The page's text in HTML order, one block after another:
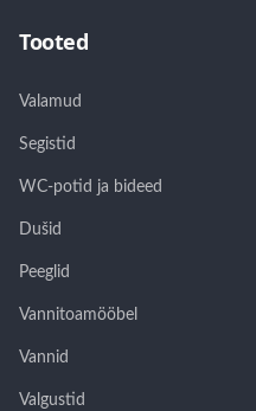
Tooted
Valamud
Segistid
WC-potid ja bideed
Dušid
Peeglid
Vannitoamööbel
Vannid
Valgustid